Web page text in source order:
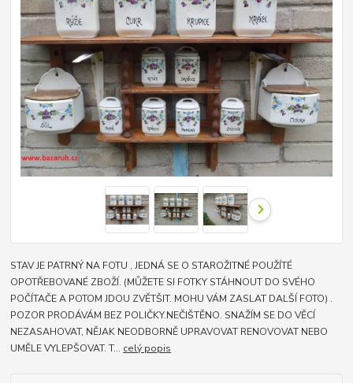
STAV JE PATRNÝ NA FOTU , JEDNÁ SE O STAROŽITNÉ POUŽÍTÉ
OPOTŘEBOVANÉ ZBOŽÍ. (MŮŽETE SI FOTKY STÁHNOUT DO SVÉHO
POČÍTAČE A POTOM JDOU ZVĚTŠIT. MOHU VÁM ZASLAT DALŠÍ FOTO) .
POZOR PRODÁVÁM BEZ POLIČKY.NEČIŠTĚNO. SNAŽÍM SE DO VĚCÍ
NEZASAHOVAT, NĚJAK NEODBORNĚ UPRAVOVAT RENOVOVAT NEBO
UMĚLE VYLEPŠOVAT. T... celý popis